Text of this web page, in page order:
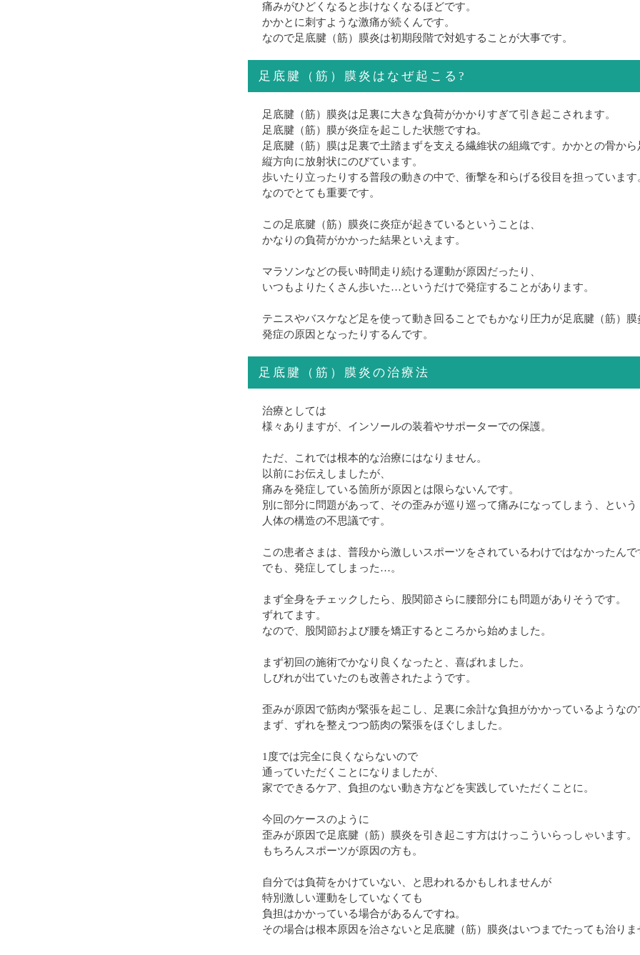
痛みがひどくなると歩けなくなるほどです。
かかとに刺すような激痛が続くんです。
なので足底腱（筋）膜炎は初期段階で対処することが大事です。
足底腱（筋）膜炎はなぜ起こる?
足底腱（筋）膜炎は足裏に大きな負荷がかかりすぎて引き起こされます。
足底腱（筋）膜が炎症を起こした状態ですね。
足底腱（筋）膜は足裏で土踏まずを支える繊維状の組織です。かかとの骨か
縦方向に放射状にのびています。
歩いたり立ったりする普段の動きの中で、衝撃を和らげる役目を担っています
なのでとても重要です。
この足底腱（筋）膜炎に炎症が起きているということは、
かなりの負荷がかかった結果といえます。
マラソンなどの長い時間走り続ける運動が原因だったり、
いつもよりたくさん歩いた…というだけで発症することがあります。
テニスやバスケなど足を使って動き回ることでもかなり圧力が足底腱（筋）
発症の原因となったりするんです。
足底腱（筋）膜炎の治療法
治療としては
様々ありますが、インソールの装着やサポーターでの保護。
ただ、これでは根本的な治療にはなりません。
以前にお伝えしましたが、
痛みを発症している箇所が原因とは限らないんです。
別に部分に問題があって、その歪みが巡り巡って痛みになってしまう、という
人体の構造の不思議です。
この患者さまは、普段から激しいスポーツをされているわけではなかったんで
でも、発症してしまった…。
まず全身をチェックしたら、股関節さらに腰部分にも問題がありそうです。
ずれてます。
なので、股関節および腰を矯正するところから始めました。
まず初回の施術でかなり良くなったと、喜ばれました。
しびれが出ていたのも改善されたようです。
歪みが原因で筋肉が緊張を起こし、足裏に余計な負担がかかっているようなの
まず、ずれを整えつつ筋肉の緊張をほぐしました。
1度では完全に良くならないので
通っていただくことになりましたが、
家でできるケア、負担のない動き方などを実践していただくことに。
今回のケースのように
歪みが原因で足底腱（筋）膜炎を引き起こす方はけっこういらっしゃいます。
もちろんスポーツが原因の方も。
自分では負荷をかけていない、と思われるかもしれませんが
特別激しい運動をしていなくても
負担はかかっている場合があるんですね。
その場合は根本原因を治さないと足底腱（筋）膜炎はいつまでたっても治りま